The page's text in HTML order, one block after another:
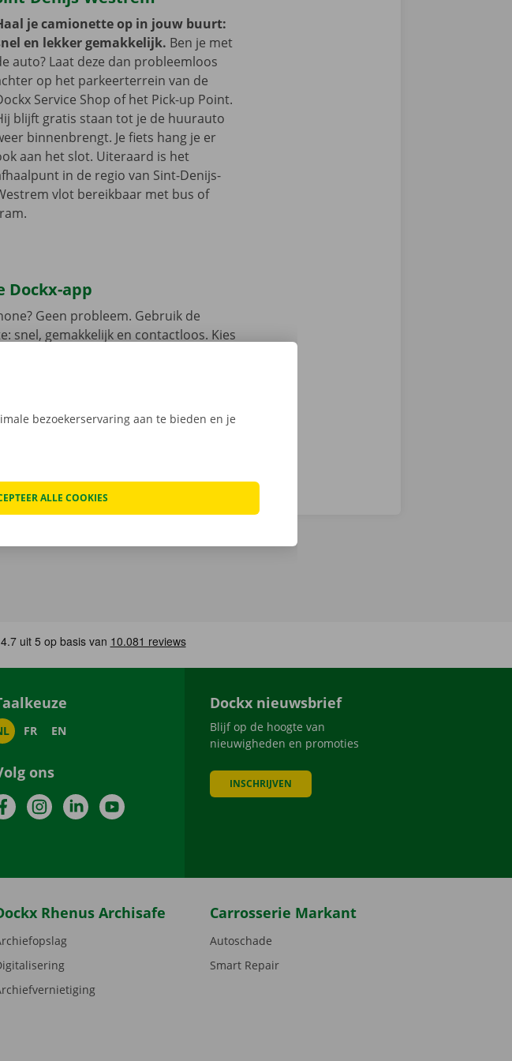
je camionette op in jouw buurt:
en lekker gemakkelijk. Ben je met
auto? Laat deze dan probleemloos
op het parkeerterrein van de
Service Shop of het Pick-up Point.
blijft gratis staan tot je de huurauto
binnenbrengt. Je fiets hang je er
aan het slot. Uiteraard is het
in de regio van Sint-Denijs-
vlot bereikbaar met bus of
Dockx-app
Geen probleem. Gebruik de
snel, gemakkelijk en contactloos. Kies
eenvoudig met jouw digitale
FR EN
ons
FacebookInstagramLinkedInYouTube
Dockx nieuwsbrief
Blijf op de hoogte van
nieuwigheden en promoties
INSCHRIJVEN
Rhenus Archisafe Carrosserie Markant
Autoschade
Smart Repair
bezoekerservaring aan te bieden en je
ALLE COOKIES